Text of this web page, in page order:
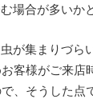
場合が多いか
が集まりづら
客様がご来店
、そうした点